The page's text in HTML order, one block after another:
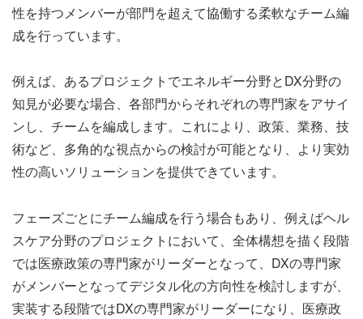
性を持つメンバーが部門を超えて協働する柔軟なチーム編
成を行っています。
例えば、あるプロジェクトでエネルギー分野とDX分野の
知見が必要な場合、各部門からそれぞれの専門家をアサイ
ンし、チームを編成します。これにより、政策、業務、技
術など、多角的な視点からの検討が可能となり、より実効
性の高いソリューションを提供できています。
フェーズごとにチーム編成を行う場合もあり、例えばヘル
スケア分野のプロジェクトにおいて、全体構想を描く段階
では医療政策の専門家がリーダーとなって、DXの専門家
がメンバーとなってデジタル化の方向性を検討しますが、
実装する段階ではDXの専門家がリーダーになり、医療政